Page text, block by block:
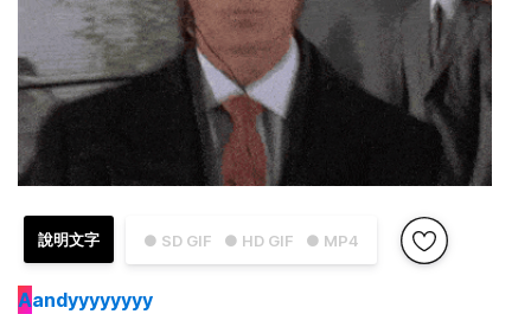
● SD GIF ● HD GIF ● MP4
說明文字
Aandyyyyyyyy